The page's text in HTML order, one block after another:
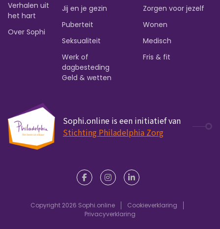
Verhalen uit
het hart
Over Sophi
Jij en je gezin
Puberteit
Seksualiteit
Werk of
dagbesteding
Zorgen voor jezelf
Wonen
Medisch
Fris & fit
Geld & wetten
Sophi.online is een initiatief van
Stichting Philadelphia Zorg
Copyright 2026 Sophi.online
Cookieverklaring
Privacyverklaring